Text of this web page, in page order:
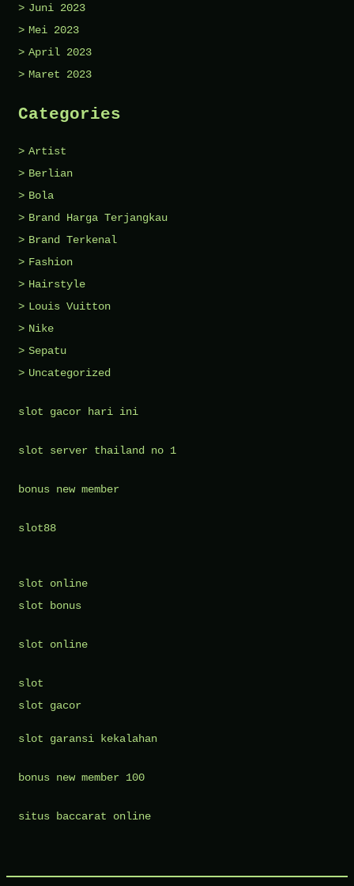
Juni 2023
Mei 2023
April 2023
Maret 2023
Categories
Artist
Berlian
Bola
Brand Harga Terjangkau
Brand Terkenal
Fashion
Hairstyle
Louis Vuitton
Nike
Sepatu
Uncategorized
slot gacor hari ini
slot server thailand no 1
bonus new member
slot88
slot online
slot bonus
slot online
slot
slot gacor
slot garansi kekalahan
bonus new member 100
situs baccarat online